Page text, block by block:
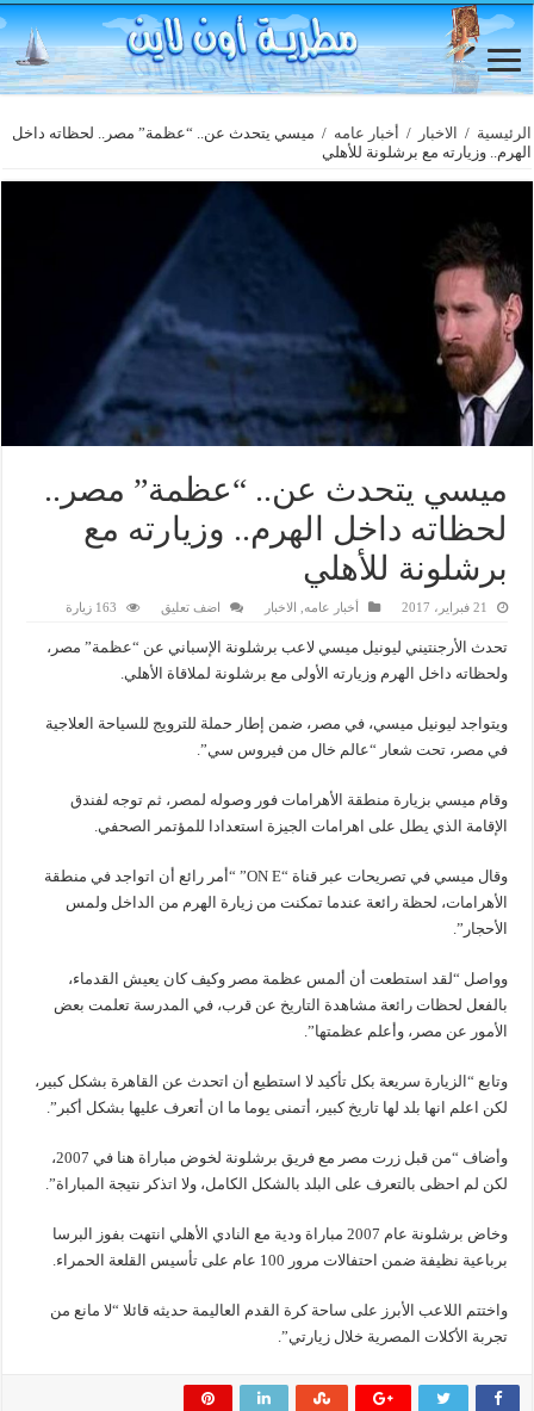
الرئيسية / الاخبار / أخبار عامه / ميسي يتحدث عن.. “عظمة” مصر.. لحظاته داخل
الهرم.. وزيارته مع برشلونة للأهلي
ميسي يتحدث عن.. “عظمة” مصر..
لحظاته داخل الهرم.. وزيارته مع
برشلونة للأهلي
21 فبراير، 2017 أخبار عامه, الاخبار اضف تعليق 163 زيارة
تحدث الأرجنتيني ليونيل ميسي لاعب برشلونة الإسباني عن “عظمة” مصر،
ولحظاته داخل الهرم وزيارته الأولى مع برشلونة لملاقاة الأهلي.
ويتواجد ليونيل ميسي، في مصر، ضمن إطار حملة للترويج للسياحة العلاجية
في مصر، تحت شعار “عالم خال من فيروس سي”.
وقام ميسي بزيارة منطقة الأهرامات فور وصوله لمصر، ثم توجه لفندق
الإقامة الذي يطل على اهرامات الجيزة استعدادا للمؤتمر الصحفي.
وقال ميسي في تصريحات عبر قناة “ON E” “أمر رائع أن اتواجد في منطقة
الأهرامات، لحظة رائعة عندما تمكنت من زيارة الهرم من الداخل ولمس
الأحجار”.
وواصل “لقد استطعت أن ألمس عظمة مصر وكيف كان يعيش القدماء،
بالفعل لحظات رائعة مشاهدة التاريخ عن قرب، في المدرسة تعلمت بعض
الأمور عن مصر، وأعلم عظمتها”.
وتابع “الزيارة سريعة بكل تأكيد لا استطيع أن اتحدث عن القاهرة بشكل كبير،
لكن اعلم انها بلد لها تاريخ كبير، أتمنى يوما ما ان أتعرف عليها بشكل أكبر”.
وأضاف “من قبل زرت مصر مع فريق برشلونة لخوض مباراة هنا في 2007،
لكن لم احظى بالتعرف على البلد بالشكل الكامل، ولا اتذكر نتيجة المباراة”.
وخاض برشلونة عام 2007 مباراة ودية مع النادي الأهلي انتهت بفوز البرسا
برباعية نظيفة ضمن احتفالات مرور 100 عام على تأسيس القلعة الحمراء.
واختتم اللاعب الأبرز على ساحة كرة القدم العاليمة حديثه قائلا “لا مانع من
تجربة الأكلات المصرية خلال زيارتي”.